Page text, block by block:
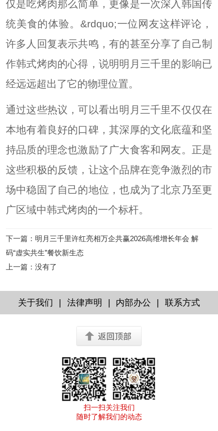
仅是吃烤肉那么简单，更像是一次深入韩国传
统美食的体验。&rdquo;一位网友这样评论，
许多人回复表示共鸣，有的甚至分享了自己制
作韩式烤肉的心得，说明明月三千里的影响已
经远远超出了它的物理位置。
通过这些热议，可以看出明月三千里不仅仅在
本地有着良好的口碑，其深厚的文化底蕴和坚
持品质的理念也激励了广大食客和网友。正是
这些积极的反馈，让这个品牌在竞争激烈的市
场中稳固了自己的地位，也成为了北京乃至更
广区域中韩式烤肉的一个标杆。
下一篇 ： 明月三千里许红亮相万企共赢2026高维增长年会 解
码“虚实共生”餐饮新生态
上一篇 ：没有了
关于我们 | 法律声明 | 内部办公 | 联系方式
扫一扫关注我们
随时了解我们的动态